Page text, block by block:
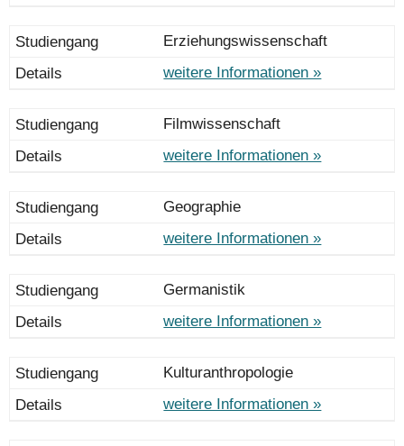
Erziehungswissenschaft
weitere Informationen »
Filmwissenschaft
weitere Informationen »
Geographie
weitere Informationen »
Germanistik
weitere Informationen »
Kulturanthropologie
weitere Informationen »